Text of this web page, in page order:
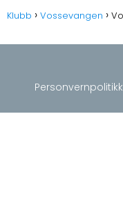
Klubb Vossevangen
Personvernpolitikk